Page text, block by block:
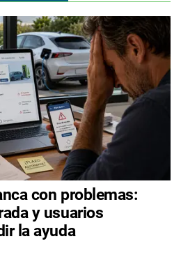
con problemas:
y usuarios
la ayuda